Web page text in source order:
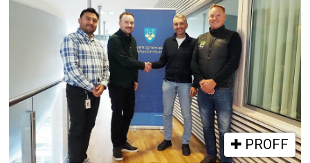
PROFF